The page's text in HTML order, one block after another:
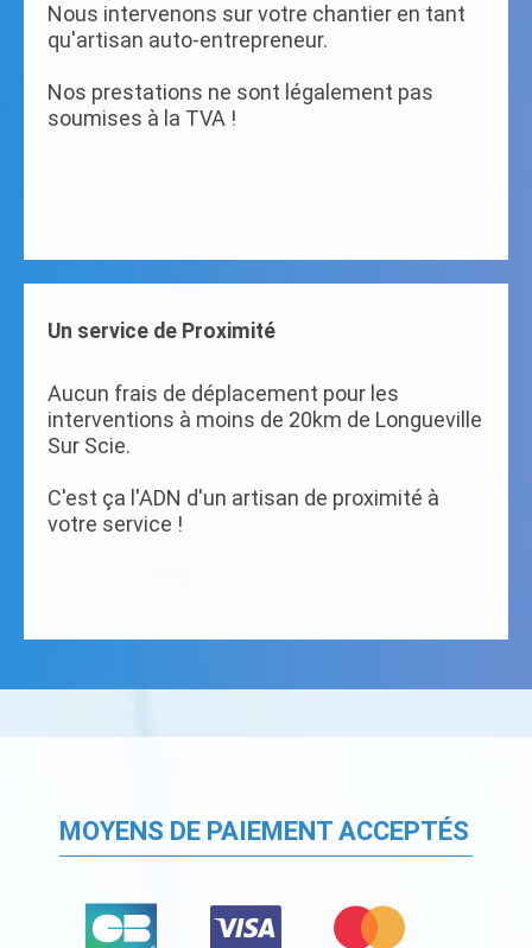
Nous intervenons sur votre chantier en tant
qu'artisan auto-entrepreneur.
Nos prestations ne sont légalement pas
soumises à la TVA !
Un service de Proximité
Aucun frais de déplacement pour les
interventions à moins de 20km de Longueville
Sur Scie.
C'est ça l'ADN d'un artisan de proximité à
votre service !
MOYENS DE PAIEMENT ACCEPTÉS